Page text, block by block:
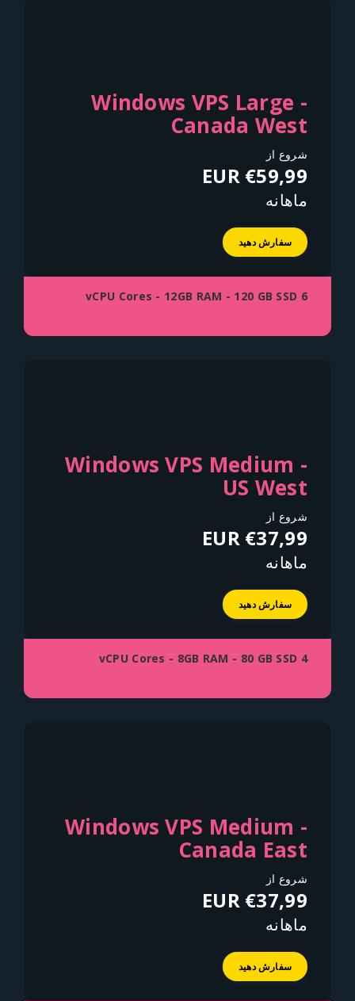
Windows VPS Large -
Canada West
شروع از
€59,99 EUR
ماهانه
سفارش دهید
Windows VPS Medium -
US West
شروع از
€37,99 EUR
ماهانه
سفارش دهید
Windows VPS Medium -
Canada East
شروع از
€37,99 EUR
ماهانه
سفارش دهید